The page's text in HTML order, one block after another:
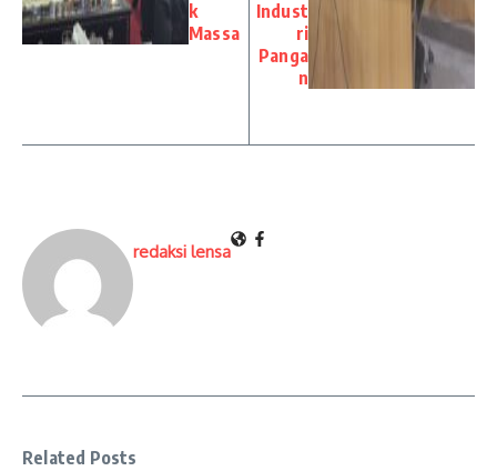
k
Massa
Indust
ri
Panga
n
redaksi lensa
Related Posts